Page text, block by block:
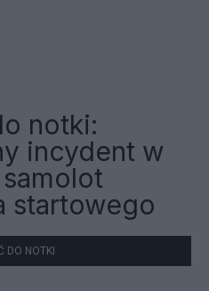
notki:
incydent w
startowego
DO NOTKI